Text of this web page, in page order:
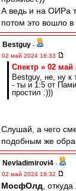
А ведь и на ОИРа
потом это вошло в
Bestguy -
02 май 2024 16:33
Спектр » 02 май
Bestguy, не, ну к
- ты и 1:5 от
простил :)))
Слушай, а чего
подобным же
Nevladimirovi4 -
02 май 2024 16:32
МосфОлд ,